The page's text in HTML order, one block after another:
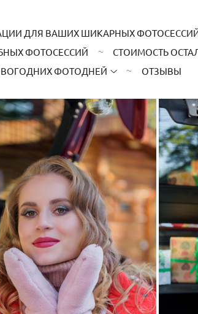
ДЛЯ ВАШИХ ШИКАРНЫХ
ФОТОСЕССИЙ
СТОИМОСТЬ
ФОТОДНЕЙ
ОТЗЫВЫ